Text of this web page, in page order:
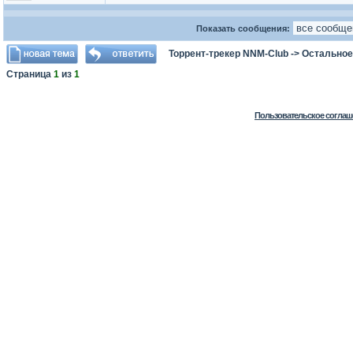
Показать сообщения:
Торрент-трекер NNM-Club -> Остальное
Страница 1 из 1
Пользовательское